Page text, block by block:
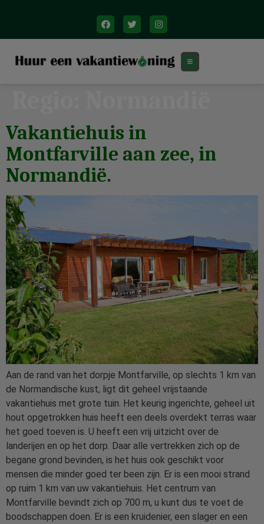
Vakantiehuis in
Montfarville aan zee, in
Normandië.
Aan de rand van het dorpje Montfarville, op slechts 1 km van
de Normandische kust, ligt dit geheel vrijstaande
vakantiehuis met grote tuin. Het keurig ingerichte, geheel uit
hout opgetrokken huis heeft een deels overdekt terras waar
het goed toeven is. U heeft een vrij uitzicht over de
landerijen en op het dorp. Daar alle vertrekken zich op de
begane grond bevinden, is het huis ook geschikt voor
mensen die minder goed ter been zijn. Er is een mooi strand
op ruim 1 km van uw vakantiehuis. Het centrum van
Montfarville bevindt zich op 700 m, u kunt dus te voet de
boodschappen doen. Er is een kruidenier, een slager en een